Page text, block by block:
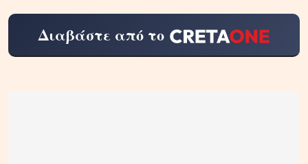
Διαβάστε από το